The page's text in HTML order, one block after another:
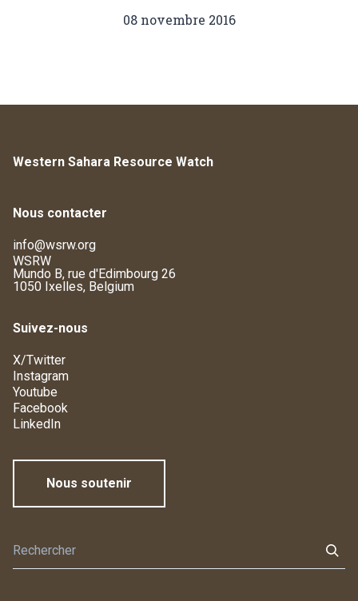
08 novembre 2016
Western Sahara Resource Watch
Nous contacter
info@wsrw.org
WSRW
Mundo B, rue d'Edimbourg 26
1050 Ixelles, Belgium
Suivez-nous
X/Twitter
Instagram
Youtube
Facebook
LinkedIn
Nous soutenir